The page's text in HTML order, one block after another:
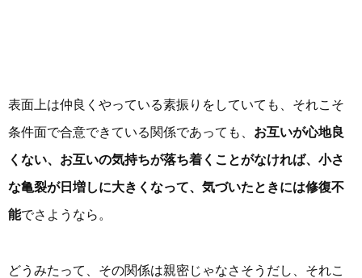
表面上は仲良くやっている素振りをしていても、それこそ
条件面で合意できている関係であっても、 お互いが心地良
くない、お互いの気持ちが落ち着くことがなければ、小さ
な亀裂が日増しに大きくなって、気づいたときには修復不
能でさようなら。
どうみたって、その関係は親密じゃなさそうだし、それこ